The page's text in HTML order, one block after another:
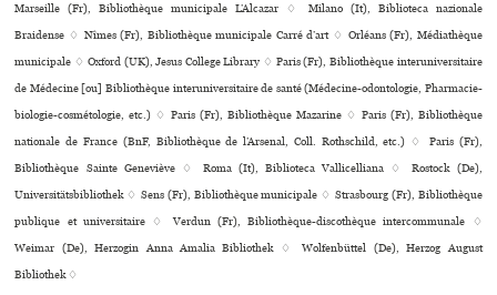
Marseille (Fr), Bibliothèque muni­ci­pale L’Alcazar ♢ Milano (It), Biblioteca nazio­nale
Braidense ♢ Nîmes (Fr), Bibliothèque muni­ci­pale Carré d’art ♢ Orléans (Fr), Médiathèque
muni­ci­pale ♢ Oxford (UK), Jesus College Library ♢ Paris (Fr), Bibliothèque inte­ru­ni­ver­si­taire
de Médecine [ou] Bibliothèque inte­ru­ni­ver­si­taire de santé (Médecine-odon­to­lo­gie, Pharmacie-
bio­lo­gie-cos­mé­to­lo­gie, etc.) ♢ Paris (Fr), Bibliothèque Mazarine ♢ Paris (Fr), Bibliothèque
nationale de France (BnF, Bibliothèque de l’Arsenal, Coll. Rothschild, etc.) ♢ Paris (Fr),
Bibliothèque Sainte Geneviève ♢ Roma (It), Biblioteca Vallicelliana ♢ Rostock (De),
Universitätsbibliothek ♢ Sens (Fr), Bibliothèque muni­ci­pale ♢ Strasbourg (Fr), Bibliothèque
publi­que et uni­ver­si­taire ♢ Verdun (Fr), Bibliothèque-dis­co­thè­que inter­com­mu­nale ♢
Weimar (De), Herzogin Anna Amalia Bibliothek ♢ Wolfenbüttel (De), Herzog August
Bibliothek ♢